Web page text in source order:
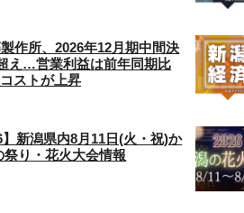
作所、2026年12月期中間決
え…営業利益は前年同期比
ストが上昇
】新潟県内8月11日(火・祝)か
祭り・花火大会情報